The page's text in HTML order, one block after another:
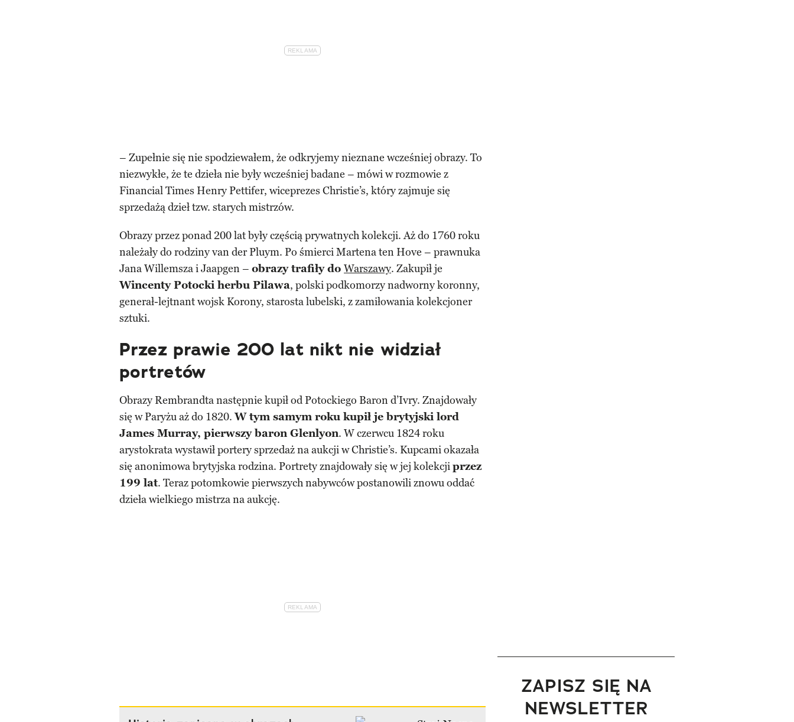
– Zupełnie się nie spodziewałem, że odkryjemy nieznane wcześniej obrazy. To
niezwykłe, że te dzieła nie były wcześniej badane – mówi w rozmowie z
Financial Times Henry Pettifer, wiceprezes Christie’s, który zajmuje się
sprzedażą dzieł tzw. starych mistrzów.
Obrazy przez ponad 200 lat były częścią prywatnych kolekcji. Aż do 1760 roku
należały do rodziny van der Pluym. Po śmierci Martena ten Hove – prawnuka
Jana Willemsza i Jaapgen – obrazy trafiły do Warszawy. Zakupił je
Wincenty Potocki herbu Pilawa, polski podkomorzy nadworny koronny,
generał-lejtnant wojsk Korony, starosta lubelski, z zamiłowania kolekcjoner
sztuki.
Przez prawie 200 lat nikt nie widział
portretów
Obrazy Rembrandta następnie kupił od Potockiego Baron d’Ivry. Znajdowały
się w Paryżu aż do 1820.W tym samym roku kupił je brytyjski lord
James Murray, pierwszy baron Glenlyon. W czerwcu 1824 roku
arystokrata wystawił portery sprzedaż na aukcji w Christie’s. Kupcami okazała
się anonimowa brytyjska rodzina. Portrety znajdowały się w jej kolekcjiprzez
199 lat. Teraz potomkowie pierwszych nabywców postanowili znowu oddać
dzieła wielkiego mistrza na aukcję.
ZAPISZ SIĘ NA
NEWSLETTER